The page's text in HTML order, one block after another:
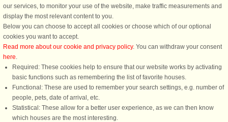
van € 534 van € 819
DanCenter A/S - Kronprinsensgade 3, 2. - 1114 København K - Danmark
Tel.: +45 70 13 00 00 - Fax.: +45 70 13 70 70 - CVR: 67324013
Danske Bank Copenhagen - IBAN: DK35 3000 4073 0424 53 - BIC/Swift Code :
our services, to monitor your use of the website, make traffic measurements and
display the most relevant content to you.
Below you can choose to accept all cookies or choose which of our optional
cookies you want to accept.
Read more about our cookie and privacy policy. You can withdraw your consent
here.
Required: These cookies help to ensure that our website works by activating
basic functions such as remembering the list of favorite houses.
Functional: These are used to remember your search settings, e.g. number of
people, pets, date of arrival, etc.
Statistical: These allow for a better user experience, as we can then know
which houses are the most interesting.